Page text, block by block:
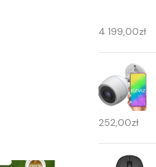
4 199,00zł
252,00zł